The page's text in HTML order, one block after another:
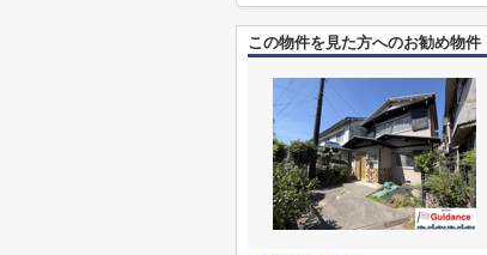
この物件を見た方へのお勧め物件